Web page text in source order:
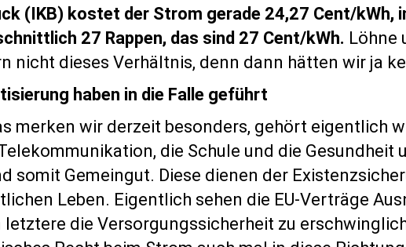
(IKB) kostet der Strom gerade 24,27 Cent/kWh,
27 Rappen, das sind 27 Cent/kWh. Löhne
nicht dieses Verhältnis, denn dann hätten wir ja
haben in die Falle geführt
merken wir derzeit besonders, gehört eigentlich
die Schule und die Gesundheit
somit Gemeingut. Diese dienen der
Leben. Eigentlich sehen die EU-Verträge
die Versorgungssicherheit zu